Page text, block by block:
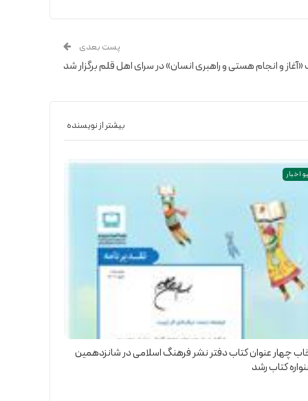
پست بعدی
و انجام هستی و راهبری انسان» در سرای اهل قلم برگزار شد
بیشتر از نویسنده
اخبار
چهار عنوان کتاب دفتر نشر فرهنگ اسلامی در شانزدهمین
کتاب رشد